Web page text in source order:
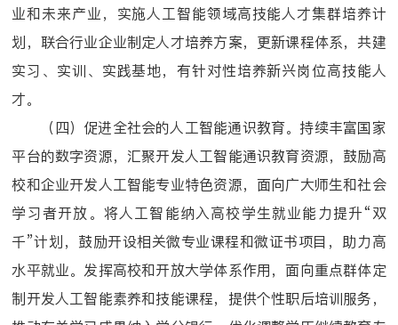
业和未来产业，实施人工智能领域高技能人才集群培养计
划，联合行业企业制定人才培养方案，更新课程体系，共建
实习、实训、实践基地，有针对性培养新兴岗位高技能人
才。
（四）促进全社会的人工智能通识教育。持续丰富国家
平台的数字资源，汇聚开发人工智能通识教育资源，鼓励高
校和企业开发人工智能专业特色资源，面向广大师生和社会
学习者开放。将人工智能纳入高校学生就业能力提升“双
千”计划，鼓励开设相关微专业课程和微证书项目，助力高
水平就业。发挥高校和开放大学体系作用，面向重点群体定
制开发人工智能素养和技能课程，提供个性职后培训服务，